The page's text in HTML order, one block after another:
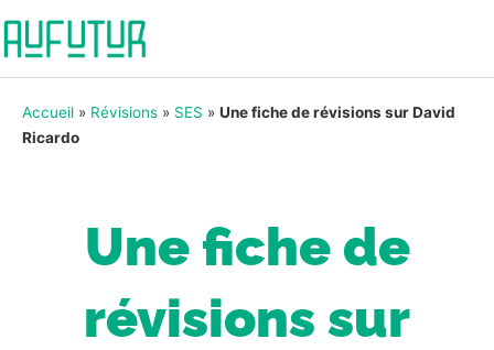
Accueil » Révisions » SES » Une fiche de révisions sur David
Ricardo
Une fiche de
révisions sur